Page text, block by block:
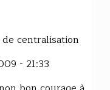
centralisation
- 21:33